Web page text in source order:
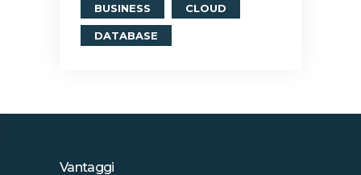
BUSINESS CLOUD
DATABASE
Vantaggi